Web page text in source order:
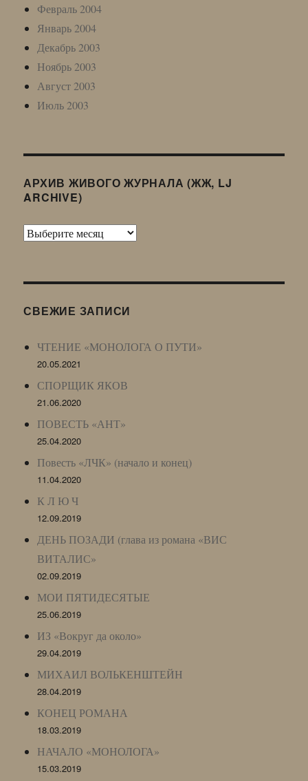
Февраль 2004
Январь 2004
Декабрь 2003
Ноябрь 2003
Август 2003
Июль 2003
АРХИВ ЖИВОГО ЖУРНАЛА (ЖЖ, LJ
ARCHIVE)
Архив
LJ
СВЕЖИЕ ЗАПИСИ
ЧТЕНИЕ «МОНОЛОГА О ПУТИ»
20.05.2021
СПОРЩИК ЯКОВ
21.06.2020
ПОВЕСТЬ «АНТ»
25.04.2020
Повесть «ЛЧК» (начало и конец)
11.04.2020
К Л Ю Ч
12.09.2019
ДЕНЬ ПОЗАДИ (глава из романа «ВИС
ВИТАЛИС»
02.09.2019
МОИ ПЯТИДЕСЯТЫЕ
25.06.2019
ИЗ «Вокруг да около»
29.04.2019
МИХАИЛ ВОЛЬКЕНШТЕЙН
28.04.2019
КОНЕЦ РОМАНА
18.03.2019
НАЧАЛО «МОНОЛОГА»
15.03.2019